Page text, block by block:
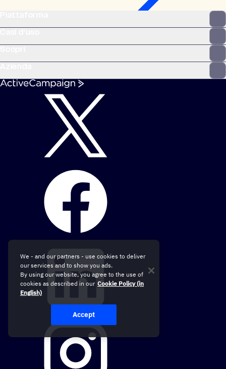
We - and our partners - use cookies to deliver
our services and to show you ads.
By using our website, you agree to the use of
cookies as described in our Cookie Policy (in
English)
Accept